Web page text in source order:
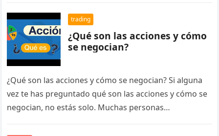
trading
¿Qué son las acciones y cómo
se negocian?
¿Qué son las acciones y cómo se negocian? Si alguna
vez te has preguntado qué son las acciones y cómo se
negocian, no estás solo. Muchas personas…